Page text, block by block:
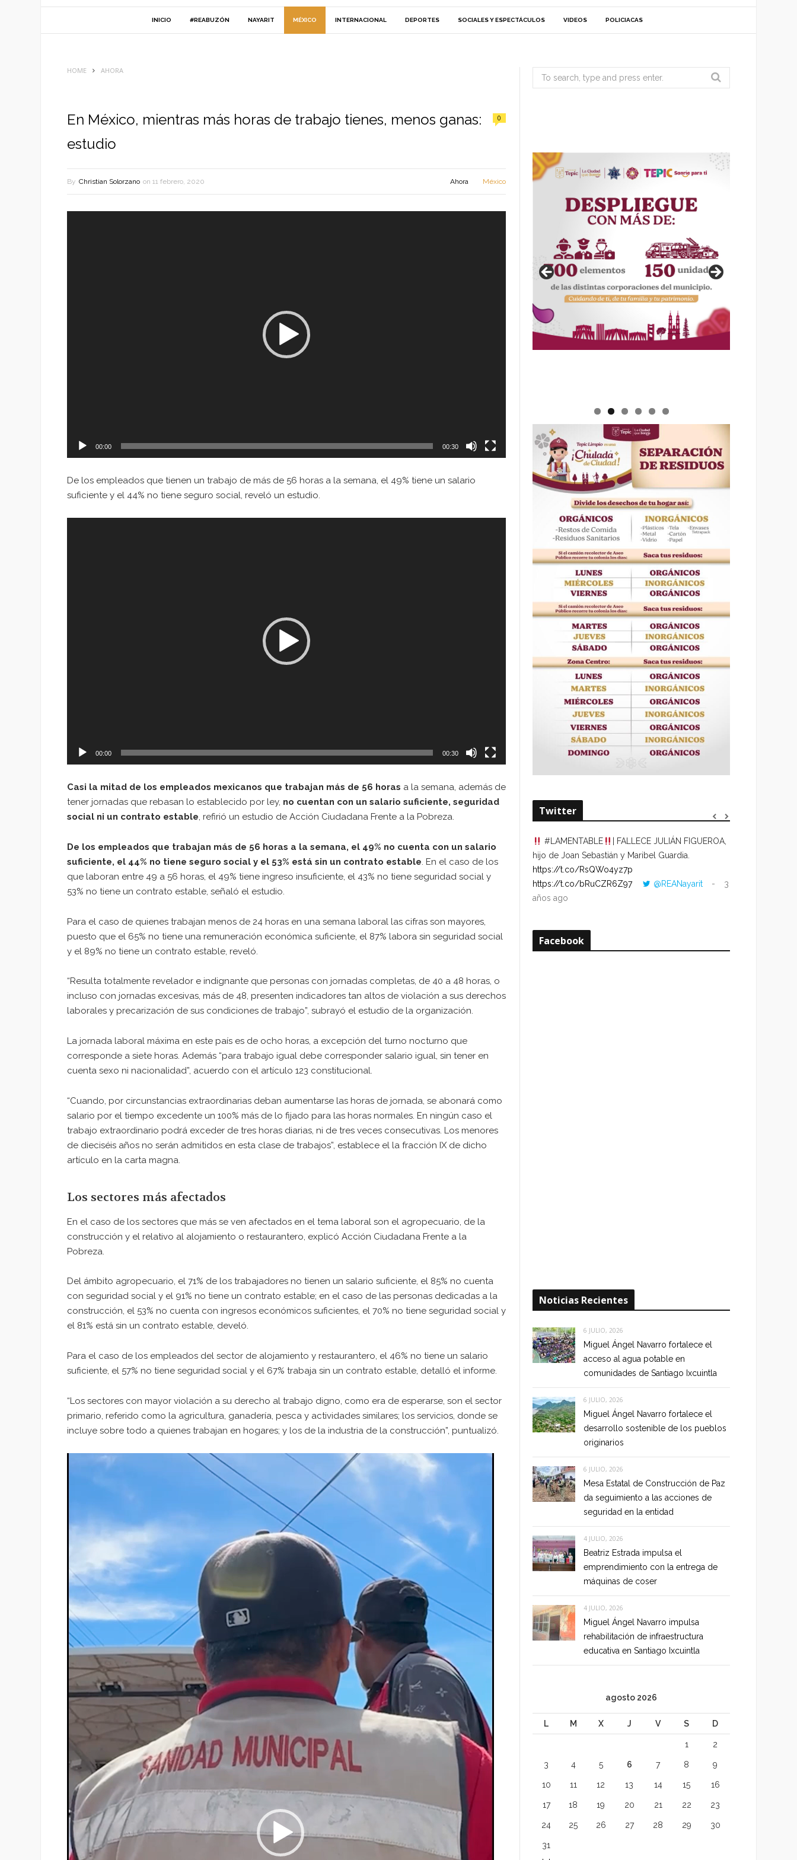
INICIO #REABUZÓN NAYARIT MÉXICO INTERNACIONAL DEPORTES SOCIALES Y ESPECTÁCULOS VIDEOS POLICIACAS
HOME AHORA
En México, mientras más horas de trabajo tienes, menos ganas:
estudio
0
By Christian Solorzano on 11 febrero, 2020 Ahora México
00:00 00:30
De los empleados que tienen un trabajo de más de 56 horas a la semana, el 49% tiene un salario
suficiente y el 44% no tiene seguro social, reveló un estudio.
00:00 00:30
Casi la mitad de los empleados mexicanos que trabajan más de 56 horas a la semana, además de
tener jornadas que rebasan lo establecido por ley, no cuentan con un salario suficiente, seguridad
social ni un contrato estable, refirió un estudio de Acción Ciudadana Frente a la Pobreza.
De los empleados que trabajan más de 56 horas a la semana, el 49% no cuenta con un salario
suficiente, el 44% no tiene seguro social y el 53% está sin un contrato estable. En el caso de los
que laboran entre 49 a 56 horas, el 49% tiene ingreso insuficiente, el 43% no tiene seguridad social y
53% no tiene un contrato estable, señaló el estudio.
Para el caso de quienes trabajan menos de 24 horas en una semana laboral las cifras son mayores,
puesto que el 65% no tiene una remuneración económica suficiente, el 87% labora sin seguridad social
y el 89% no tiene un contrato estable, reveló.
“Resulta totalmente revelador e indignante que personas con jornadas completas, de 40 a 48 horas, o
incluso con jornadas excesivas, más de 48, presenten indicadores tan altos de violación a sus derechos
laborales y precarización de sus condiciones de trabajo”, subrayó el estudio de la organización.
La jornada laboral máxima en este país es de ocho horas, a excepción del turno nocturno que
corresponde a siete horas. Además “para trabajo igual debe corresponder salario igual, sin tener en
cuenta sexo ni nacionalidad”, acuerdo con el artículo 123 constitucional.
“Cuando, por circunstancias extraordinarias deban aumentarse las horas de jornada, se abonará como
salario por el tiempo excedente un 100% más de lo fijado para las horas normales. En ningún caso el
trabajo extraordinario podrá exceder de tres horas diarias, ni de tres veces consecutivas. Los menores
de dieciséis años no serán admitidos en esta clase de trabajos”, establece el la fracción IX de dicho
artículo en la carta magna.
Los sectores más afectados
En el caso de los sectores que más se ven afectados en el tema laboral son el agropecuario, de la
construcción y el relativo al alojamiento o restaurantero, explicó Acción Ciudadana Frente a la
Pobreza.
Del ámbito agropecuario, el 71% de los trabajadores no tienen un salario suficiente, el 85% no cuenta
con seguridad social y el 91% no tiene un contrato estable; en el caso de las personas dedicadas a la
construcción, el 53% no cuenta con ingresos económicos suficientes, el 70% no tiene seguridad social y
el 81% está sin un contrato estable, develó.
Para el caso de los empleados del sector de alojamiento y restaurantero, el 46% no tiene un salario
suficiente, el 57% no tiene seguridad social y el 67% trabaja sin un contrato estable, detalló el informe.
“Los sectores con mayor violación a su derecho al trabajo digno, como era de esperarse, son el sector
primario, referido como la agricultura, ganadería, pesca y actividades similares; los servicios, donde se
incluye sobre todo a quienes trabajan en hogares; y los de la industria de la construcción”, puntualizó.
Reproductor
Search
for:
Twitter
#LAMENTABLE
| FALLECE JULIÁN FIGUEROA,
hijo de Joan Sebastián y Maribel Guardia.
https://t.co/RsQWo4yz7p
https://t.co/bRuCZR6Z97
@REANayarit
3
años ago
Facebook
Noticias Recientes
6 JULIO, 2026
Miguel Ángel Navarro fortalece el
acceso al agua potable en
comunidades de Santiago Ixcuintla
6 JULIO, 2026
Miguel Ángel Navarro fortalece el
desarrollo sostenible de los pueblos
originarios
6 JULIO, 2026
Mesa Estatal de Construcción de Paz
da seguimiento a las acciones de
seguridad en la entidad
4 JULIO, 2026
Beatriz Estrada impulsa el
emprendimiento con la entrega de
máquinas de coser
4 JULIO, 2026
Miguel Ángel Navarro impulsa
rehabilitación de infraestructura
educativa en Santiago Ixcuintla
agosto 2026
L M X J V S D
1 2
3 4 5 6 7 8 9
10 11 12 13 14 15 16
17 18 19 20 21 22 23
24 25 26 27 28 29 30
31